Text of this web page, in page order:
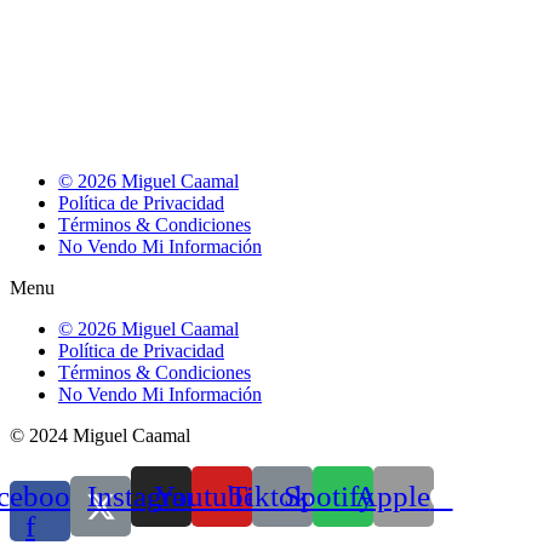
© 2026 Miguel Caamal
Política de Privacidad
Términos & Condiciones
No Vendo Mi Información
Menu
© 2026 Miguel Caamal
Política de Privacidad
Términos & Condiciones
No Vendo Mi Información
© 2024 Miguel Caamal
f
Instagram
YoutubeTiktokSpotifyApple